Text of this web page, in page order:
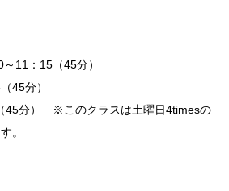
11：15（45分）
45分）
45分） ※このクラスは土曜日4timesの
。